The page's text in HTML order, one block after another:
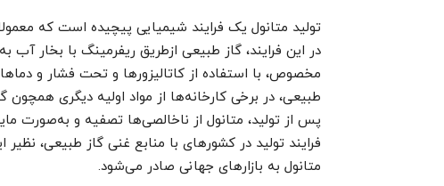
تولید متانول یک فرایند شیمیایی پیچیده است که
در این فرایند، گاز طبیعی ازطریق ریفرمینگ با بخار
مخصوص، با استفاده از کاتالیزورها و تحت فشار و
طبیعی، در برخی کارخانه‌ها از مواد اولیه دیگری
پس از تولید، متانول از ناخالصی‌ها تصفیه و به‌صورت
فرایند تولید در کشورهای با منابع غنی گاز طبیعی،
متانول به بازارهای جهانی صادر می‌شود.